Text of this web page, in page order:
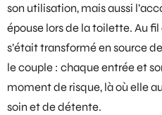
son utilisation, mais aussi
épouse lors de la toilette. Au
s’était transformé en source
le couple : chaque entrée et
moment de risque, là où elle
soin et de détente.